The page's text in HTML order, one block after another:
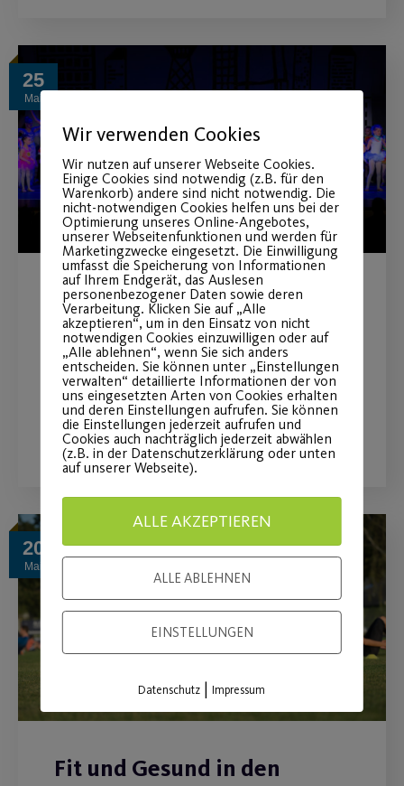
25
Mai
Wow… was für ein Applaus !
Die Traumtänzer Ballettshow 2022 war
ein voller Erfolg
WEITERLESEN
20
Mai
Fit und Gesund in den
Wir verwenden Cookies
Wir nutzen auf unserer Webseite Cookies.
Einige Cookies sind notwendig (z.B. für den
Warenkorb) andere sind nicht notwendig. Die
nicht-notwendigen Cookies helfen uns bei der
Optimierung unseres Online-Angebotes,
unserer Webseitenfunktionen und werden für
Marketingzwecke eingesetzt. Die Einwilligung
umfasst die Speicherung von Informationen
auf Ihrem Endgerät, das Auslesen
personenbezogener Daten sowie deren
Verarbeitung. Klicken Sie auf „Alle
akzeptieren“, um in den Einsatz von nicht
notwendigen Cookies einzuwilligen oder auf
„Alle ablehnen“, wenn Sie sich anders
entscheiden. Sie können unter „Einstellungen
verwalten“ detaillierte Informationen der von
uns eingesetzten Arten von Cookies erhalten
und deren Einstellungen aufrufen. Sie können
die Einstellungen jederzeit aufrufen und
Cookies auch nachträglich jederzeit abwählen
(z.B. in der Datenschutzerklärung oder unten
auf unserer Webseite).
ALLE AKZEPTIEREN
ALLE ABLEHNEN
EINSTELLUNGEN
Datenschutz |Impressum